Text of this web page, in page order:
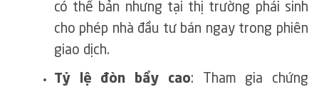
có thể bản nhưng tại thị trường phái sinh
cho phép nhà đầu tư bán ngay trong phiên
giao dịch.
Tỷ lệ đòn bẩy cao: Tham gia chứng